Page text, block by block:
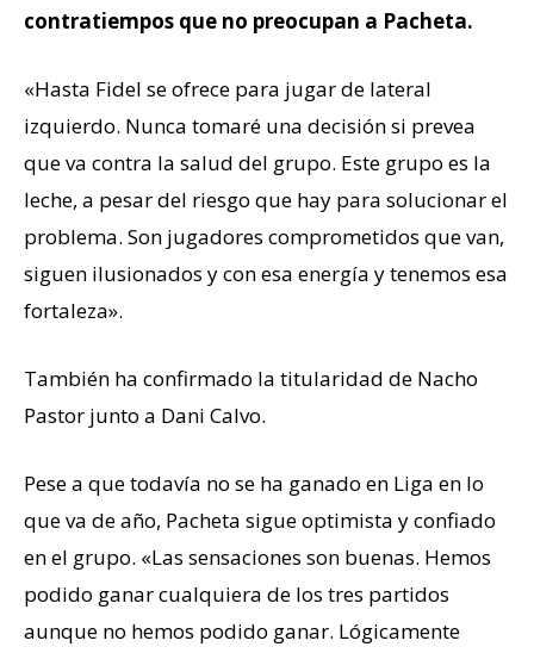
contratiempos que no preocupan a Pacheta.
«Hasta Fidel se ofrece para jugar de lateral
izquierdo. Nunca tomaré una decisión si prevea
que va contra la salud del grupo. Este grupo es la
leche, a pesar del riesgo que hay para solucionar el
problema. Son jugadores comprometidos que van,
siguen ilusionados y con esa energía y tenemos esa
fortaleza».
También ha confirmado la titularidad de Nacho
Pastor junto a Dani Calvo.
Pese a que todavía no se ha ganado en Liga en lo
que va de año, Pacheta sigue optimista y confiado
en el grupo. «Las sensaciones son buenas. Hemos
podido ganar cualquiera de los tres partidos
aunque no hemos podido ganar. Lógicamente